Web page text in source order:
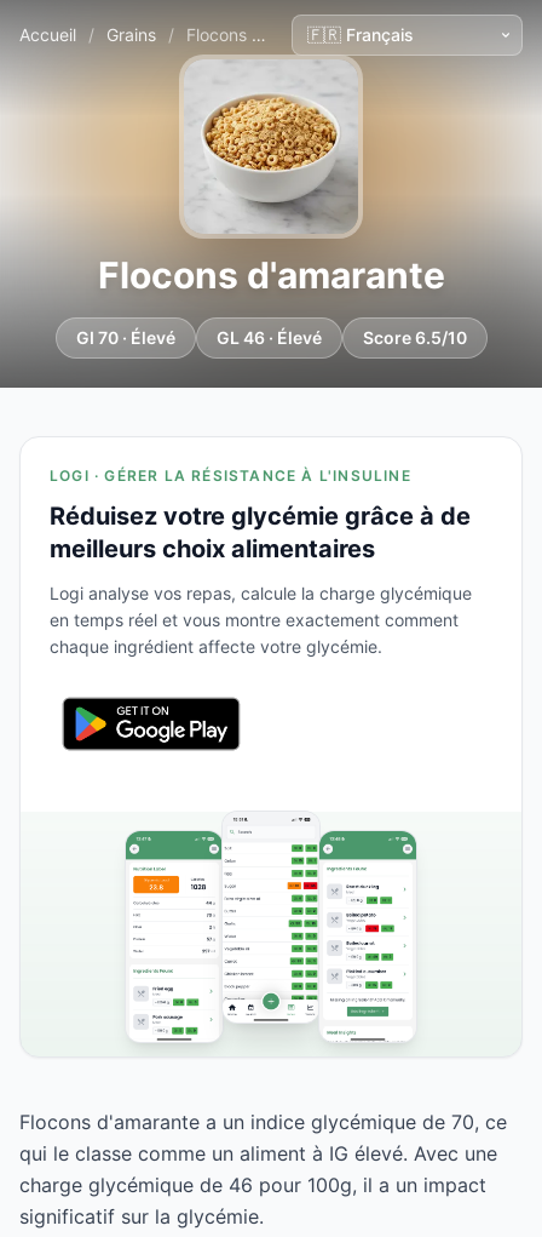
Accueil / Grains / Flocons d'amarante
Flocons d'amarante
GI 70 · Élevé GL 46 · Élevé Score 6.5/10
LOGI · GÉRER LA RÉSISTANCE À L'INSULINE
Réduisez votre glycémie grâce à de
meilleurs choix alimentaires
Logi analyse vos repas, calcule la charge glycémique
en temps réel et vous montre exactement comment
chaque ingrédient affecte votre glycémie.
Flocons d'amarante a un indice glycémique de 70, ce
qui le classe comme un aliment à IG élevé. Avec une
charge glycémique de 46 pour 100g, il a un impact
significatif sur la glycémie.